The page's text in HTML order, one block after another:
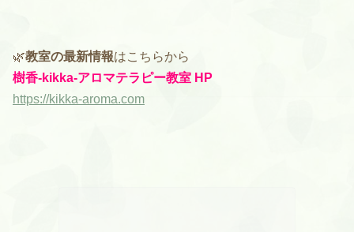
🌿教室の最新情報はこちらから
樹香-kikka-アロマテラピー教室 HP
https://kikka-aroma.com